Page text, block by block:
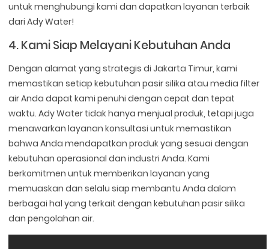
untuk menghubungi kami dan dapatkan layanan terbaik
dari Ady Water!
4. Kami Siap Melayani Kebutuhan Anda
Dengan alamat yang strategis di Jakarta Timur, kami
memastikan setiap kebutuhan pasir silika atau media filter
air Anda dapat kami penuhi dengan cepat dan tepat
waktu. Ady Water tidak hanya menjual produk, tetapi juga
menawarkan layanan konsultasi untuk memastikan
bahwa Anda mendapatkan produk yang sesuai dengan
kebutuhan operasional dan industri Anda. Kami
berkomitmen untuk memberikan layanan yang
memuaskan dan selalu siap membantu Anda dalam
berbagai hal yang terkait dengan kebutuhan pasir silika
dan pengolahan air.